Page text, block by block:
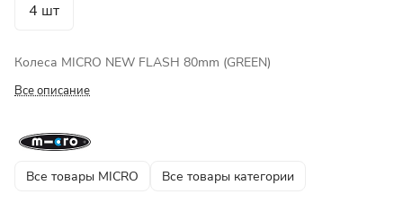
4 шт
Колеса MICRO NEW FLASH 80mm (GREEN)
Все описание
Все товары MICRO Все товары категории